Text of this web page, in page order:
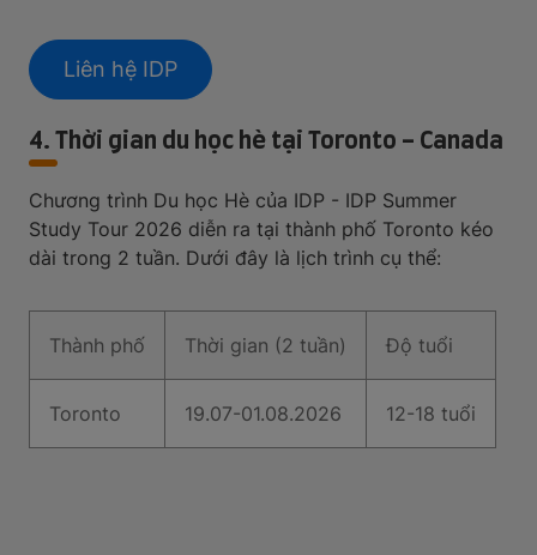
Liên hệ IDP
4. Thời gian du học hè tại Toronto - Canada
Chương trình Du học Hè của IDP - IDP Summer
Study Tour 2026 diễn ra tại thành phố Toronto kéo
dài trong 2 tuần. Dưới đây là lịch trình cụ thể:
Thành phố Thời gian (2 tuần) Độ tuổi
Toronto 19.07-01.08.2026 12-18 tuổi